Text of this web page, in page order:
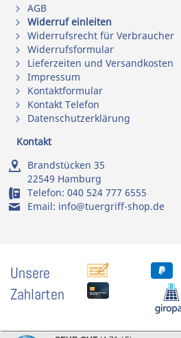
AGB
Widerruf einleiten
Widerrufsrecht für Verbraucher
Widerrufsformular
Lieferzeiten und Versandkosten
Impressum
Kontaktformular
Kontakt Telefon
Datenschutzerklärung
Kontakt
Brandstücken 35
22549 Hamburg
Telefon: 040 524 777 6555
Email: info@tuergriff-shop.de
Unsere
Zahlarten